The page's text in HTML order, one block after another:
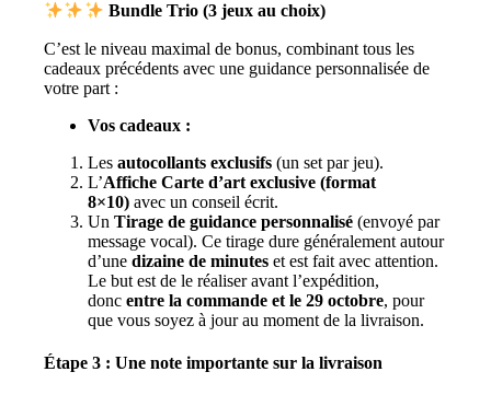
Bundle Trio (3 jeux au choix)
C’est le niveau maximal de bonus, combinant tous les
cadeaux précédents avec une guidance personnalisée de
votre part :
Vos cadeaux :
Les autocollants exclusifs (un set par jeu).
L’Affiche Carte d’art exclusive (format
8×10) avec un conseil écrit.
Un Tirage de guidance personnalisé (envoyé par
message vocal). Ce tirage dure généralement autour
d’une dizaine de minutes et est fait avec attention.
Le but est de le réaliser avant l’expédition,
donc entre la commande et le 29 octobre, pour
que vous soyez à jour au moment de la livraison.
Étape 3 : Une note importante sur la livraison